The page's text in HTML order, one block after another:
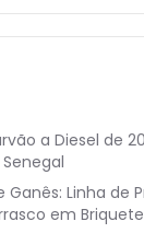
a Diesel de
Ganês: Linha de
em